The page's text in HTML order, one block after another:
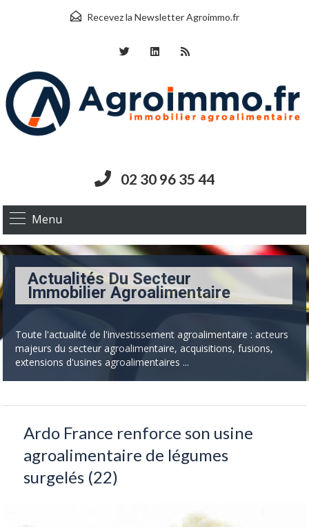
Recevez la Newsletter Agroimmo.fr
02 30 96 35 44
Menu
Actualités Du Secteur
Immobilier Agroalimentaire
Toute l'actualité de l'investissement agroalimentaire : acteurs
majeurs du secteur agroalimentaire, acquisitions, fusions,
extensions d'usines agroalimentaires ...
Ardo France renforce son usine
agroalimentaire de légumes
surgelés (22)